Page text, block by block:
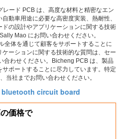
ード PCB は、高度な材料と精密なエン
動車用途に必要な高密度実装、熱耐性、
の設計やアプリケーションに関する技術
Mao にお問い合わせください。
全体を通じて顧客をサポートすることに
ーションに関する技術的な質問は、セー
合わせください。Bicheng PCB は、製品
ポ​​ートすることに尽力しています。特定
当社までお問い合わせください。
bluetooth circuit board
価格で